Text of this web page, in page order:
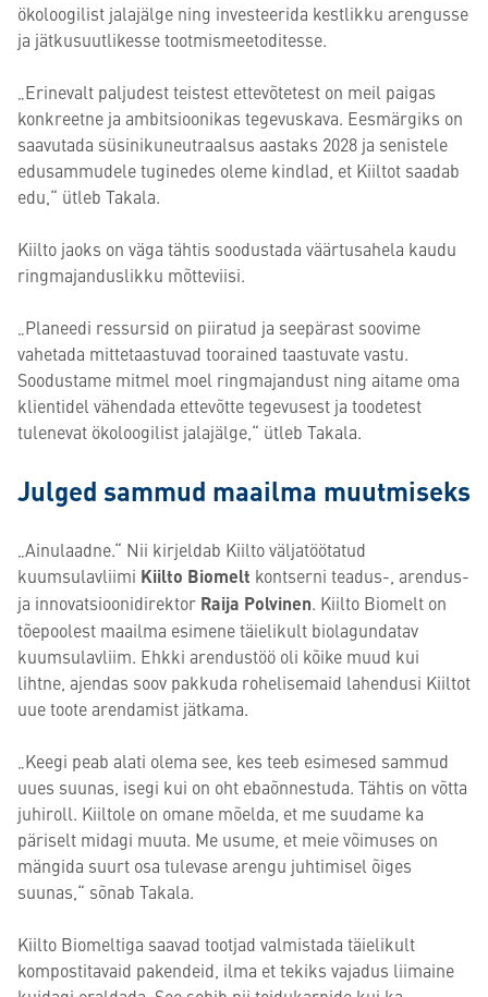
ökoloogilist jalajälge ning investeerida kestlikku arengusse
ja jätkusuutlikesse tootmismeetoditesse.
„Erinevalt paljudest teistest ettevõtetest on meil paigas
konkreetne ja ambitsioonikas tegevuskava. Eesmärgiks on
saavutada süsinikuneutraalsus aastaks 2028 ja senistele
edusammudele tuginedes oleme kindlad, et Kiiltot saadab
edu,“ ütleb Takala.
Kiilto jaoks on väga tähtis soodustada väärtusahela kaudu
ringmajanduslikku mõtteviisi.
„Planeedi ressursid on piiratud ja seepärast soovime
vahetada mittetaastuvad toorained taastuvate vastu.
Soodustame mitmel moel ringmajandust ning aitame oma
klientidel vähendada ettevõtte tegevusest ja toodetest
tulenevat ökoloogilist jalajälge,“ ütleb Takala.
Julged sammud maailma muutmiseks
„Ainulaadne.“ Nii kirjeldab Kiilto väljatöötatud
kuumsulavliimi Kiilto Biomelt kontserni teadus-, arendus-
ja innovatsioonidirektor Raija Polvinen. Kiilto Biomelt on
tõepoolest maailma esimene täielikult biolagundatav
kuumsulavliim. Ehkki arendustöö oli kõike muud kui
lihtne, ajendas soov pakkuda rohelisemaid lahendusi Kiiltot
uue toote arendamist jätkama.
„Keegi peab alati olema see, kes teeb esimesed sammud
uues suunas, isegi kui on oht ebaõnnestuda. Tähtis on võtta
juhiroll. Kiiltole on omane mõelda, et me suudame ka
päriselt midagi muuta. Me usume, et meie võimuses on
mängida suurt osa tulevase arengu juhtimisel õiges
suunas,“ sõnab Takala.
Kiilto Biomeltiga saavad tootjad valmistada täielikult
kompostitavaid pakendeid, ilma et tekiks vajadus liimaine